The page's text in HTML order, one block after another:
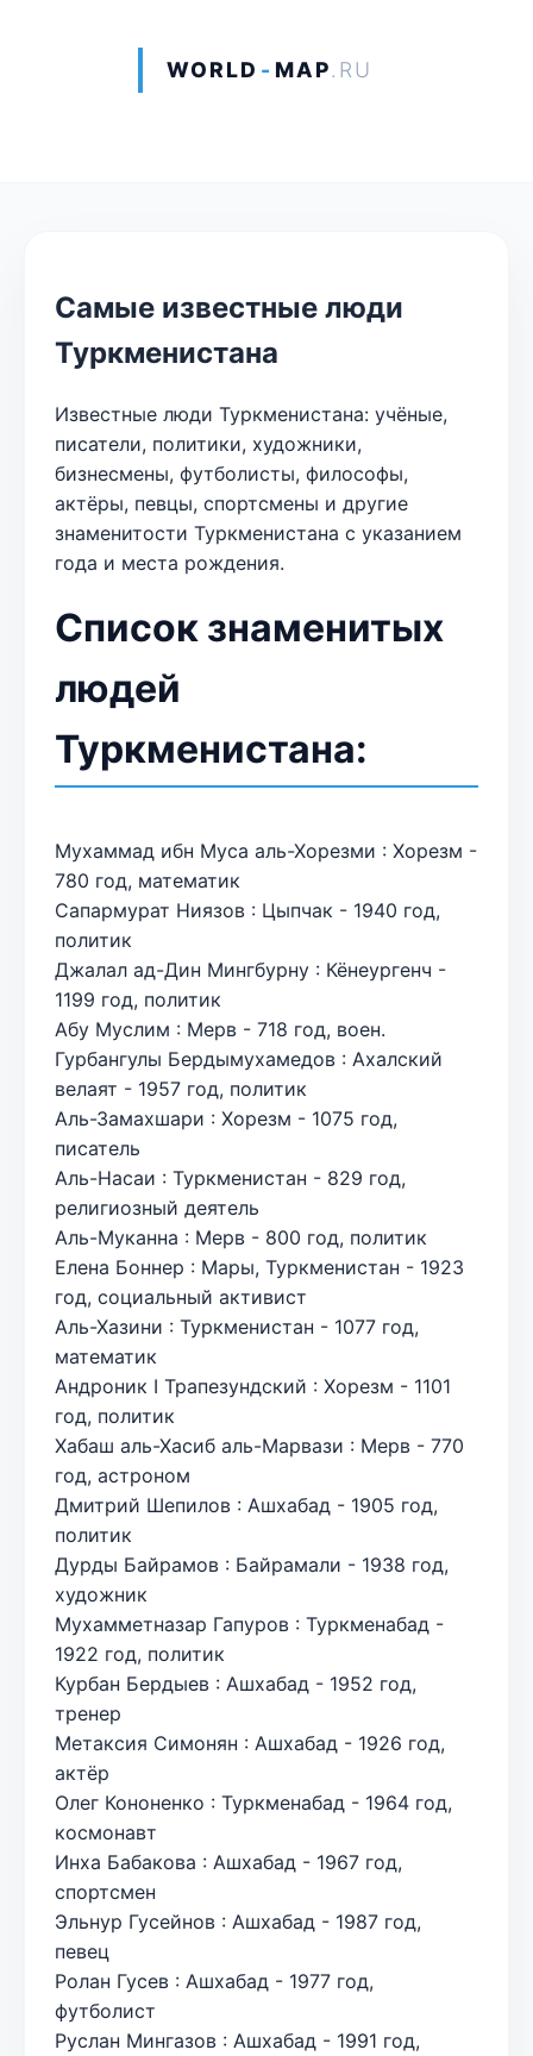
WORLD - MAP.RU
Самые известные люди
Туркменистана
Известные люди Туркменистана: учёные,
писатели, политики, художники,
бизнесмены, футболисты, философы,
актёры, певцы, спортсмены и другие
знаменитости Туркменистана с указанием
года и места рождения.
Список знаменитых
людей
Туркменистана:
Мухаммад ибн Муса аль-Хорезми : Хорезм -
780 год, математик
Сапармурат Ниязов : Цыпчак - 1940 год,
политик
Джалал ад-Дин Мингбурну : Кёнеургенч -
1199 год, политик
Абу Муслим : Мерв - 718 год, воен.
Гурбангулы Бердымухамедов : Ахалский
велаят - 1957 год, политик
Аль-Замахшари : Хорезм - 1075 год,
писатель
Аль-Насаи : Туркменистан - 829 год,
религиозный деятель
Аль-Муканна : Мерв - 800 год, политик
Елена Боннер : Мары, Туркменистан - 1923
год, социальный активист
Аль-Хазини : Туркменистан - 1077 год,
математик
Андроник I Трапезундский : Хорезм - 1101
год, политик
Хабаш аль-Хасиб аль-Марвази : Мерв - 770
год, астроном
Дмитрий Шепилов : Ашхабад - 1905 год,
политик
Дурды Байрамов : Байрамали - 1938 год,
художник
Мухамметназар Гапуров : Туркменабад -
1922 год, политик
Курбан Бердыев : Ашхабад - 1952 год,
тренер
Метаксия Симонян : Ашхабад - 1926 год,
актёр
Олег Кононенко : Туркменабад - 1964 год,
космонавт
Инха Бабакова : Ашхабад - 1967 год,
спортсмен
Эльнур Гусейнов : Ашхабад - 1987 год,
певец
Ролан Гусев : Ашхабад - 1977 год,
футболист
Руслан Мингазов : Ашхабад - 1991 год,